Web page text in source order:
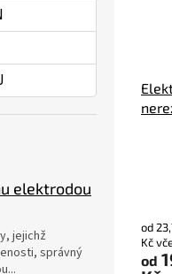
elektrodou
jejichž
správný
je
5,0
z
od
Kč
od